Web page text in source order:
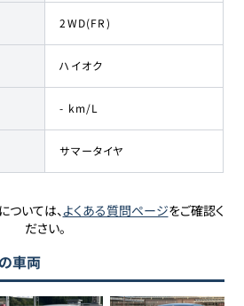
2WD(FR)
ハイオク
- km/L
サマータイヤ
ついては、よくある質問ページをご確認く
ださい。
車両